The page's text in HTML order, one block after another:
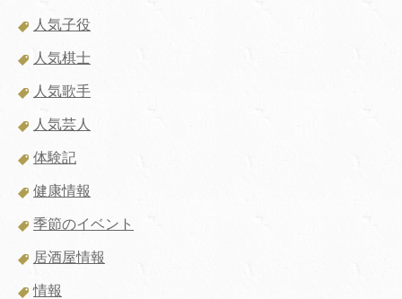
人気子役
人気棋士
人気歌手
人気芸人
体験記
健康情報
季節のイベント
居酒屋情報
情報